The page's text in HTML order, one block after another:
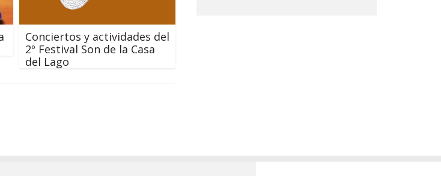
Conciertos y actividades del
2º Festival Son de la Casa
del Lago